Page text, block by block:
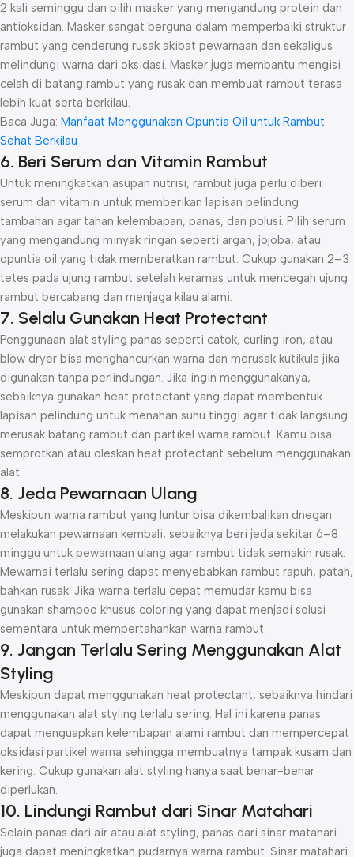
2 kali seminggu dan pilih masker yang mengandung protein dan
antioksidan. Masker sangat berguna dalam memperbaiki struktur
rambut yang cenderung rusak akibat pewarnaan dan sekaligus
melindungi warna dari oksidasi. Masker juga membantu mengisi
celah di batang rambut yang rusak dan membuat rambut terasa
lebih kuat serta berkilau.
Baca Juga: Manfaat Menggunakan Opuntia Oil untuk Rambut
Sehat Berkilau
6. Beri Serum dan Vitamin Rambut
Untuk meningkatkan asupan nutrisi, rambut juga perlu diberi
serum dan vitamin untuk memberikan lapisan pelindung
tambahan agar tahan kelembapan, panas, dan polusi. Pilih serum
yang mengandung minyak ringan seperti argan, jojoba, atau
opuntia oil yang tidak memberatkan rambut. Cukup gunakan 2–3
tetes pada ujung rambut setelah keramas untuk mencegah ujung
rambut bercabang dan menjaga kilau alami.
7. Selalu Gunakan Heat Protectant
Penggunaan alat styling panas seperti catok, curling iron, atau
blow dryer bisa menghancurkan warna dan merusak kutikula jika
digunakan tanpa perlindungan. Jika ingin menggunakanya,
sebaiknya gunakan heat protectant yang dapat membentuk
lapisan pelindung untuk menahan suhu tinggi agar tidak langsung
merusak batang rambut dan partikel warna rambut. Kamu bisa
semprotkan atau oleskan heat protectant sebelum menggunakan
alat.
8. Jeda Pewarnaan Ulang
Meskipun warna rambut yang luntur bisa dikembalikan dnegan
melakukan pewarnaan kembali, sebaiknya beri jeda sekitar 6–8
minggu untuk pewarnaan ulang agar rambut tidak semakin rusak.
Mewarnai terlalu sering dapat menyebabkan rambut rapuh, patah,
bahkan rusak. Jika warna terlalu cepat memudar kamu bisa
gunakan shampoo khusus coloring yang dapat menjadi solusi
sementara untuk mempertahankan warna rambut.
9. Jangan Terlalu Sering Menggunakan Alat
Styling
Meskipun dapat menggunakan heat protectant, sebaiknya hindari
menggunakan alat styling terlalu sering. Hal ini karena panas
dapat menguapkan kelembapan alami rambut dan mempercepat
oksidasi partikel warna sehingga membuatnya tampak kusam dan
kering. Cukup gunakan alat styling hanya saat benar-benar
diperlukan.
10. Lindungi Rambut dari Sinar Matahari
Selain panas dari air atau alat styling, panas dari sinar matahari
juga dapat meningkatkan pudarnya warna rambut. Sinar matahari